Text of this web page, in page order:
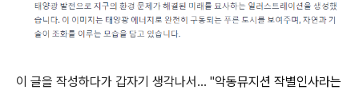
이 글을 작성하다가 갑자기 생각나서... "악동뮤지션 작별인사라는